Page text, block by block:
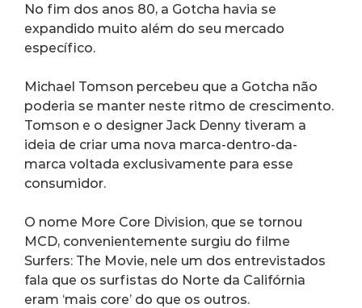
No fim dos anos 80, a Gotcha havia se
expandido muito além do seu mercado
específico.
Michael Tomson percebeu que a Gotcha não
poderia se manter neste ritmo de crescimento.
Tomson e o designer Jack Denny tiveram a
ideia de criar uma nova marca-dentro-da-
marca voltada exclusivamente para esse
consumidor.
O nome More Core Division, que se tornou
MCD, convenientemente surgiu do filme
Surfers: The Movie, nele um dos entrevistados
fala que os surfistas do Norte da Califórnia
eram ‘mais core’ do que os outros.